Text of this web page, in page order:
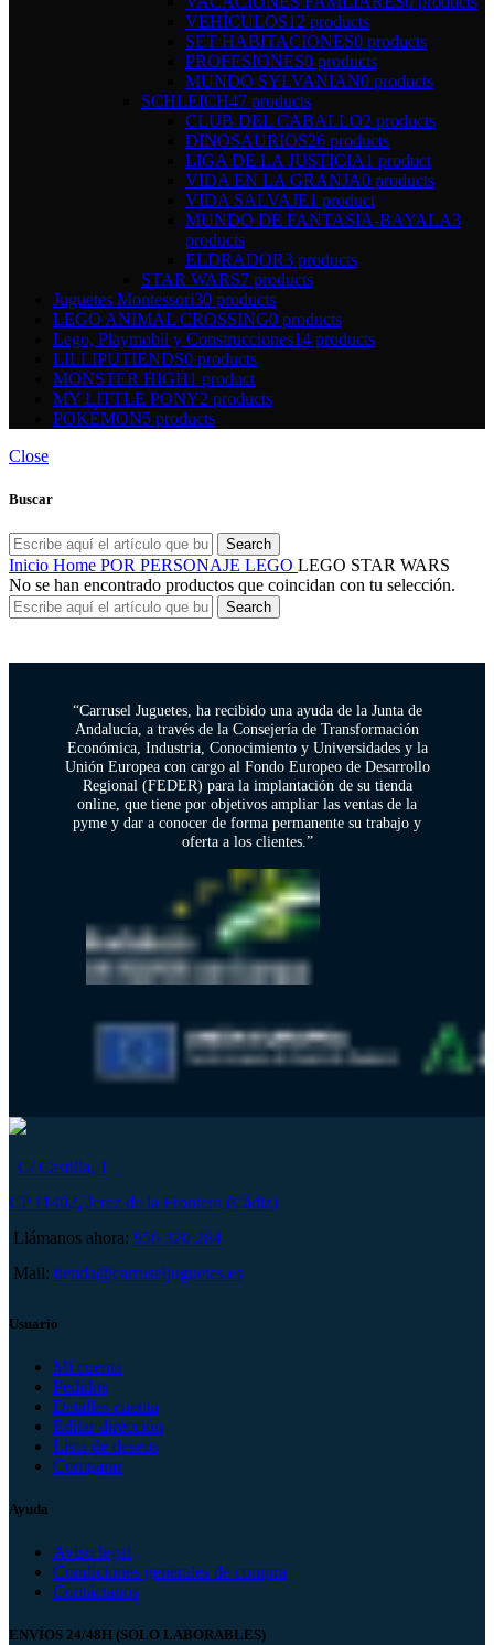
VEHÍCULOS12 products
SET HABITACIONES0 products
PROFESIONES0 products
MUNDO SYLVANIAN0 products
SCHLEICH47 products
CLUB DEL CABALLO2 products
DINOSAURIOS26 products
LIGA DE LA JUSTICIA1 product
VIDA EN LA GRANJA0 products
VIDA SALVAJE1 product
MUNDO DE FANTASIA-BAYALA3
products
ELDRADOR3 products
STAR WARS7 products
Juguetes Montessori30 products
LEGO ANIMAL CROSSING0 products
Lego, Playmobil y Construcciones14 products
LILLIPUTIENDS0 products
MONSTER HIGH1 product
MY LITTLE PONY2 products
POKÉMON5 products
Close
Buscar
Search
Inicio Home POR PERSONAJE LEGO LEGO STAR WARS
No se han encontrado productos que coincidan con tu selección.
Search
“Carrusel Juguetes, ha recibido una ayuda de la Junta de
Andalucía, a través de la Consejería de Transformación
Económica, Industria, Conocimiento y Universidades y la
Unión Europea con cargo al Fondo Europeo de Desarrollo
Regional (FEDER) para la implantación de su tienda
online, que tiene por objetivos ampliar las ventas de la
pyme y dar a conocer de forma permanente su trabajo y
oferta a los clientes.”
C/ Castilla, 1
CP 11402, Jerez de la Frontera (Cádiz)
Llámanos ahora: 956 320 284
Mail: tienda@carruseljuguetes.es
Usuario
Mi cuenta
Pedidos
Detalles cuenta
Editar dirección
Lista de deseos
Comparar
Ayuda
Aviso legal
Condiciones generales de compra
Contáctanos
ENVÍOS 24/48H (SOLO LABORABLES)